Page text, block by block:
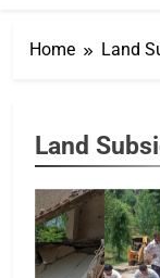
Home Land
Land